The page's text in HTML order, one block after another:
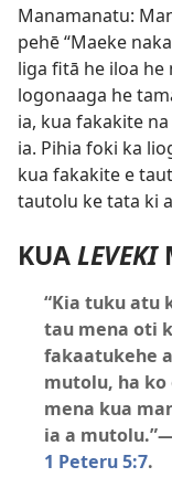
Manamanatu:
pehē “Maeke
liga fitā he iloa
logonaaga he
ia, kua fakakite
ia. Pihia foki ka
kua fakakite e
tautolu ke tata ki
KUALEVEKI
“Kia tuku atu
tau mena oti
fakaatukehe
mutolu, ha ko
mena kua
ia a
1 Peteru 5:7.